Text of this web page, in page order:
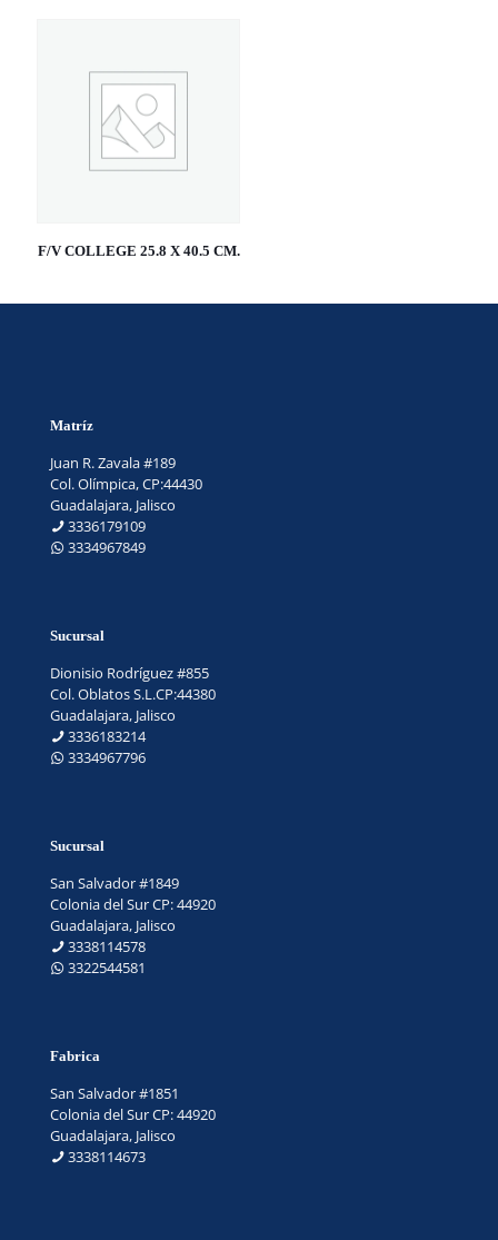
F/V COLLEGE 25.8 X 40.5 CM.
Matríz
Juan R. Zavala #189
Col. Olímpica, CP:44430
Guadalajara, Jalisco
3336179109
3334967849
Sucursal
Dionisio Rodríguez #855
Col. Oblatos S.L.CP:44380
Guadalajara, Jalisco
3336183214
3334967796
Sucursal
San Salvador #1849
Colonia del Sur CP: 44920
Guadalajara, Jalisco
3338114578
3322544581
Fabrica
San Salvador #1851
Colonia del Sur CP: 44920
Guadalajara, Jalisco
3338114673